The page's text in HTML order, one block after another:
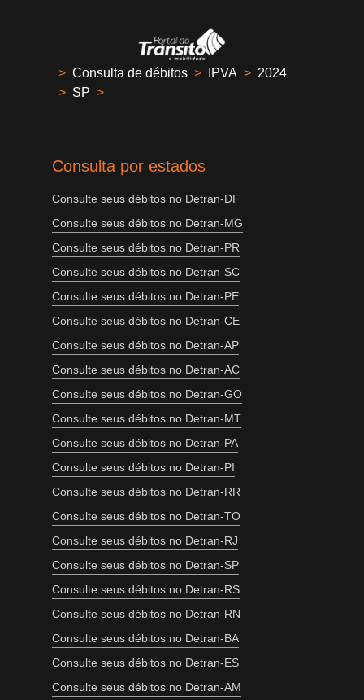
> Consulta de débitos > IPVA > 2024
> SP >
Consulta por estados
Consulte seus débitos no Detran-DF
Consulte seus débitos no Detran-MG
Consulte seus débitos no Detran-PR
Consulte seus débitos no Detran-SC
Consulte seus débitos no Detran-PE
Consulte seus débitos no Detran-CE
Consulte seus débitos no Detran-AP
Consulte seus débitos no Detran-AC
Consulte seus débitos no Detran-GO
Consulte seus débitos no Detran-MT
Consulte seus débitos no Detran-PA
Consulte seus débitos no Detran-PI
Consulte seus débitos no Detran-RR
Consulte seus débitos no Detran-TO
Consulte seus débitos no Detran-RJ
Consulte seus débitos no Detran-SP
Consulte seus débitos no Detran-RS
Consulte seus débitos no Detran-RN
Consulte seus débitos no Detran-BA
Consulte seus débitos no Detran-ES
Consulte seus débitos no Detran-AM